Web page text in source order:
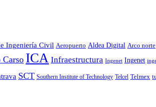
Ingeniería Civil Aeropuerto Aldea Digital Arco norte
Carso ICA Infraestructura Ingenet Ingenet
SCT Southern Institute of Technology Telcel Telmex